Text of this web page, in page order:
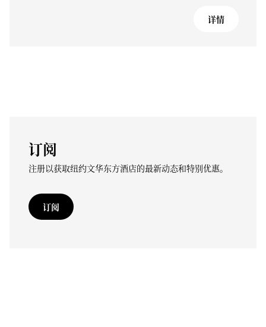
详情
订阅
注册以获取纽约文华东方酒店的最新动态和特别优惠。
订阅